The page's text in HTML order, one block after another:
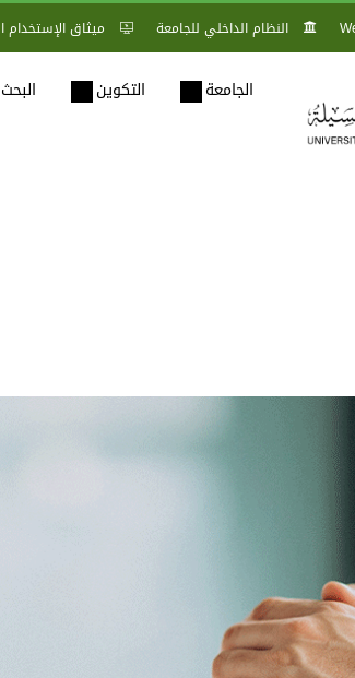
النظام الداخلي للجامعة ميثاق الإستخدام
الجامعة التكوين